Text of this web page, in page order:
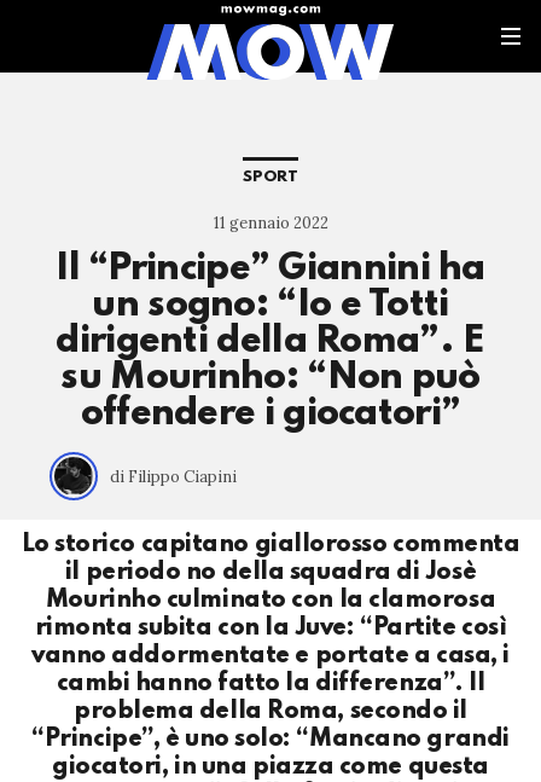
SPORT
11 gennaio 2022
Il “Principe” Giannini ha
un sogno: “Io e Totti
dirigenti della Roma”. E
su Mourinho: “Non può
offendere i giocatori”
di Filippo Ciapini
Lo storico capitano giallorosso commenta
il periodo no della squadra di Josè
Mourinho culminato con la clamorosa
rimonta subita con la Juve: “Partite così
vanno addormentate e portate a casa, i
cambi hanno fatto la differenza”. Il
problema della Roma, secondo il
“Principe”, è uno solo: “Mancano grandi
giocatori, in una piazza come questa